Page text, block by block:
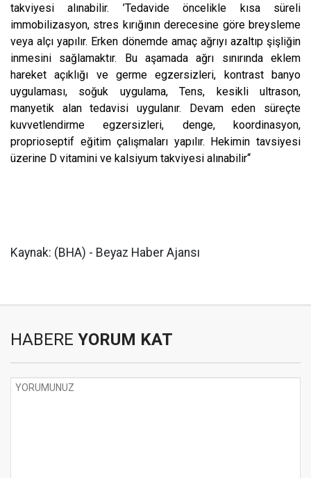
takviyesi alınabilir. ’Tedavide öncelikle kısa süreli
immobilizasyon, stres kırığının derecesine göre breysleme
veya alçı yapılır. Erken dönemde amaç ağrıyı azaltıp şişliğin
inmesini sağlamaktır. Bu aşamada ağrı sınırında eklem
hareket açıklığı ve germe egzersizleri, kontrast banyo
uygulaması, soğuk uygulama, Tens, kesikli ultrason,
manyetik alan tedavisi uygulanır. Devam eden süreçte
kuvvetlendirme egzersizleri, denge, koordinasyon,
proprioseptif eğitim çalışmaları yapılır. Hekimin tavsiyesi
üzerine D vitamini ve kalsiyum takviyesi alınabilir‘‘
Kaynak: (BHA) - Beyaz Haber Ajansı
HABERE YORUM KAT